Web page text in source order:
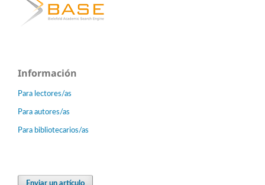
Información
Para lectores/as
Para autores/as
Para bibliotecarios/as
Enviar un artículo